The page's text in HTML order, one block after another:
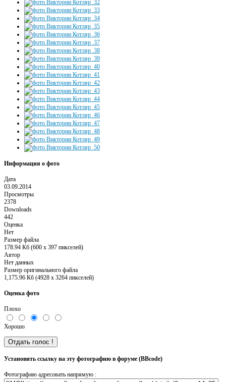
Информация о фото
Дата
03.09.2014
Просмотры
2378
Downloads
442
Оценка
Нет
Размер файла
178.94 Кб (600 x 397 пикселей)
Автор
Нет данных
Размер оригинального файла
1,175.96 Кб (4928 x 3264 пикселей)
Оценка фото
Плохо
Хорошо
Установить ссылку на эту фотографию в форуме (BBcode)
Фотографию адресовать напрямую :